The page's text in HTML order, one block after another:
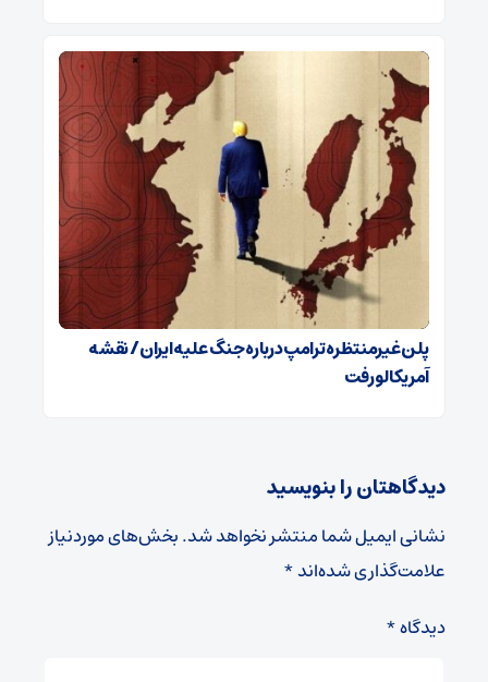
پلن غیرمنتظره ترامپ درباره جنگ علیه ایران / نقشه
آمریکا لو رفت
دیدگاهتان را بنویسید
نشانی ایمیل شما منتشر نخواهد شد.بخش‌های موردنیاز
علامت‌گذاری شده‌اند*
دیدگاه*